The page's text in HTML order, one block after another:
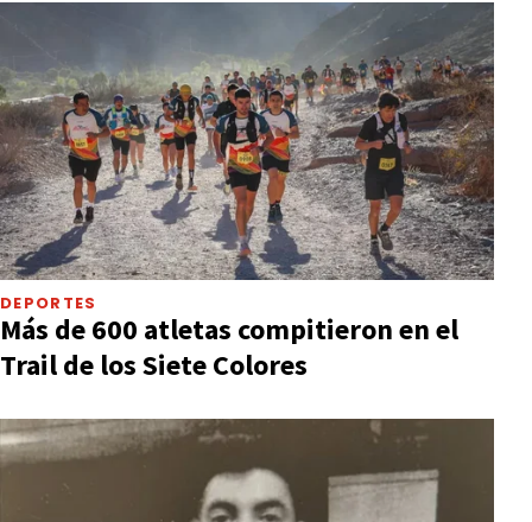
DEPORTES
Más de 600 atletas compitieron en el
Trail de los Siete Colores